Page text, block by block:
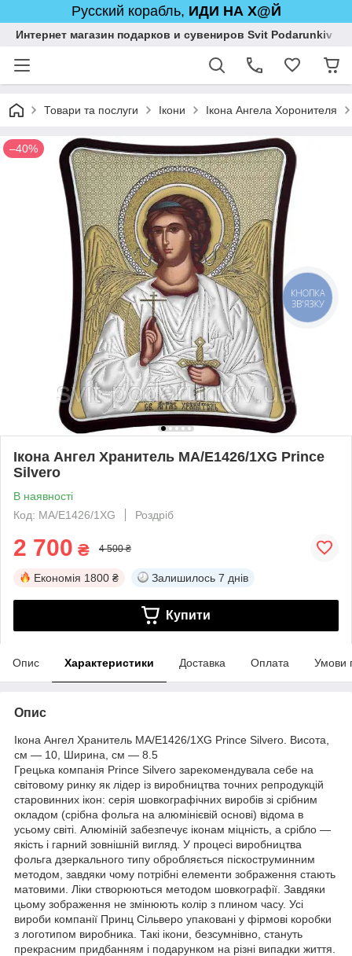
Русский корабль, ИДИ НА Х@Й
Интернет магазин подарков и сувениров Svit Podarunkiv
Товари та послуги Ікони Ікона Ангела Хоронителя
–40%
Ікона Ангел Хранитель MA/E1426/1XG Prince
Silvero
В наявності
Код: MA/E1426/1XG
Роздріб
2 700 ₴ 4 500 ₴
Економія 1800 ₴ Залишилось 7 днів
Купити
Опис Характеристики Доставка Оплата Умови
Опис
Ікона Ангел Хранитель MA/E1426/1XG Prince Silvero. Висота,
см — 10, Ширина, см — 8.5
Грецька компанія Prince Silvero зарекомендувала себе на
світовому ринку як лідер із виробництва точних репродукцій
старовинних ікон: серія шовкографічних виробів зі срібним
окладом (срібна фольга на алюмінієвій основі) відома в
усьому світі. Алюміній забезпечує іконам міцність, а срібло —
якість і гарний зовнішній вигляд. У процесі виробництва
фольга дзеркального типу обробляється піскоструминним
методом, завдяки чому потрібні елементи зображення стають
матовими. Ліки створюються методом шовкографії. Завдяки
цьому зображення не змінюють колір з плином часу. Усі
вироби компанії Принц Сільверо упаковані у фірмові коробки
з логотипом виробника. Такі ікони, безсумнівно, стануть
прекрасним придбанням і подарунком на різні випадки життя.
КНОПКА
ЗВ'ЯЗКУ